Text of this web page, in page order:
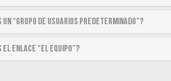
un “Grupo de Usuarios predeterminado”?
el enlace “El equipo”?